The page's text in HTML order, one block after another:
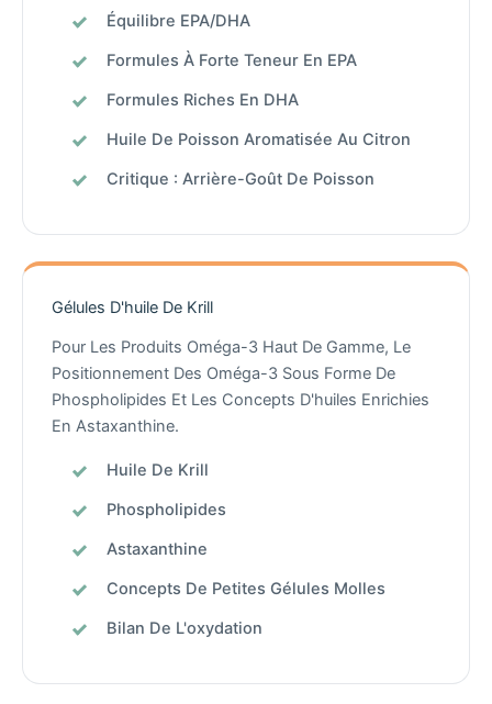
Équilibre EPA/DHA
Formules À Forte Teneur En EPA
Formules Riches En DHA
Huile De Poisson Aromatisée Au Citron
Critique : Arrière-Goût De Poisson
Gélules D'huile De Krill
Pour Les Produits Oméga-3 Haut De Gamme, Le
Positionnement Des Oméga-3 Sous Forme De
Phospholipides Et Les Concepts D'huiles Enrichies
En Astaxanthine.
Huile De Krill
Phospholipides
Astaxanthine
Concepts De Petites Gélules Molles
Bilan De L'oxydation